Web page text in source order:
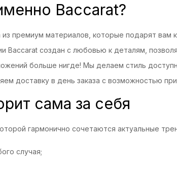
Baccarat?
из премиум материалов, которые подарят вам
Baccarat создан с любовью к деталям,
больше нигде! Мы делаем стиль
доставку в день заказа с возможностью
сама за себя
гармонично сочетаются актуальные
случая;